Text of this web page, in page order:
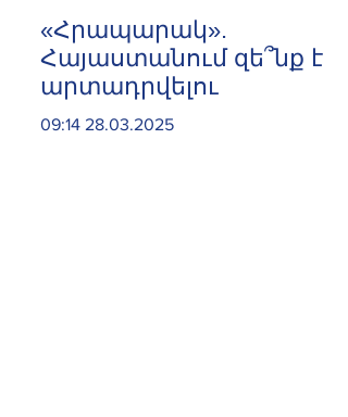
«Հրապարակ».
Հայաստանում զե՞նք է
արտադրվելու
09:14 28.03.2025